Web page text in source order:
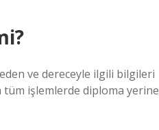
ve dereceyle ilgili bilgileri
tüm işlemlerde diploma yerine